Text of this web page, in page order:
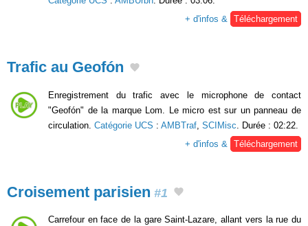
+ d'infos &
Téléchargement
Trafic au Geofón
Enregistrement du trafic avec le microphone de contact
"Geofón" de la marque Lom. Le micro est sur un panneau de
circulation. Catégorie UCS : AMBTraf SCIMisc . Durée : 02:22.
+ d'infos &
Téléchargement
Croisement parisien #1
Carrefour en face de la gare Saint-Lazare, allant vers la rue du